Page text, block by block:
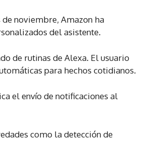
noviembre, Amazon ha
del asistente.
de rutinas de Alexa. El usuario
para hechos cotidianos.
el envío de notificaciones al
como la detección de